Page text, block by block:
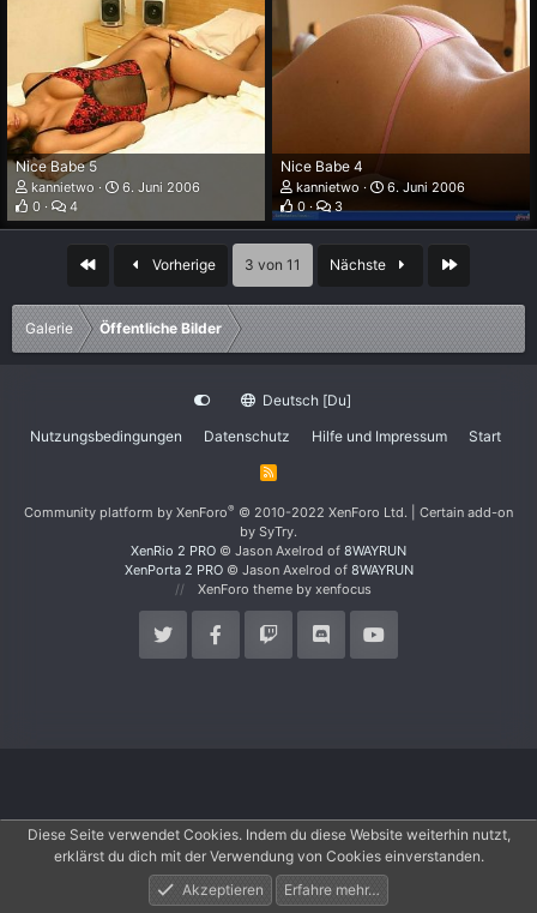
Nice Babe 5
kannietwo
6. Juni 2006
0
4
Nice Babe 4
kannietwo
6. Juni 2006
0
3
Vorherige 3 von 11 Nächste Letzte
Galerie Öffentliche Bilder
Deutsch [Du]
Nutzungsbedingungen
Datenschutz Hilfe und Impressum Start
R
Community platform by XenForo® © 2010-2022 XenForo Ltd.
Certain add-on
by SyTry.
XenRio 2 PRO © Jason Axelrod of 8WAYRUN
XenPorta 2 PRO© Jason Axelrod of 8WAYRUN
XenForo theme by xenfocus
Aktuelles Anmelden Registrieren
Diese Seite verwendet Cookies. Indem du diese Website weiterhin nutzt,
erklärst du dich mit der Verwendung von Cookies einverstanden.
Akzeptieren
Erfahre mehr…